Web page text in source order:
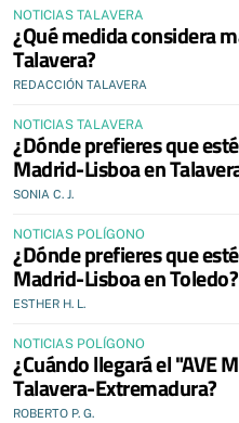
NOTICIAS TALAVERA
¿Qué medida considera
Talavera?
REDACCIÓN TALAVERA
NOTICIAS TALAVERA
¿Dónde prefieres que
Madrid-Lisboa en
SONIA C. J.
NOTICIAS POLÍGONO
¿Dónde prefieres que
Madrid-Lisboa en Toledo?
ESTHER H. L.
NOTICIAS POLÍGONO
¿Cuándo llegará el "AVE
Talavera-Extremadura?
ROBERTO P. G.